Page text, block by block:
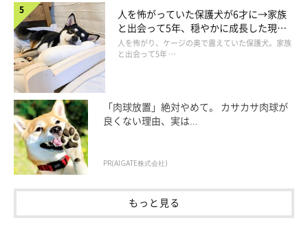
文／Honoka
人を怖がっていた保護犬が6才に→家族
と出会って5年、穏やかに成長した現在
の姿にグッとくる
人を怖がり、ケージの奥で震えていた保護犬。家族
と出会って5年 …
「肉球放置」絶対やめて。 カサカサ肉球が
良くない理由、実は...
PR(AIGATE株式会社)
もっと見る